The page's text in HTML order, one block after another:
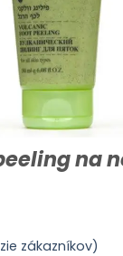
na
zákazníkov)